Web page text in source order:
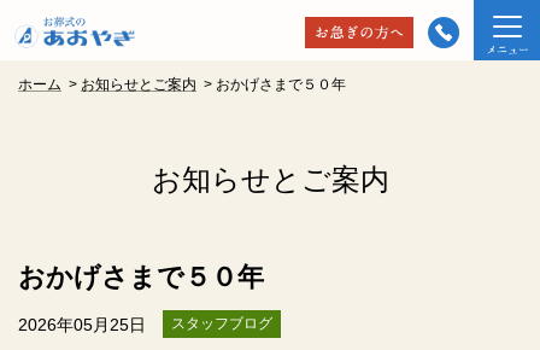
ホーム > お知らせとご案内 > おかげさまで５０年
お知らせとご案内
おかげさまで５０年
2026年05月25日 スタッフブログ